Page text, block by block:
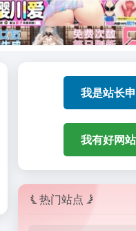
我是站长
我有好网
热门站点